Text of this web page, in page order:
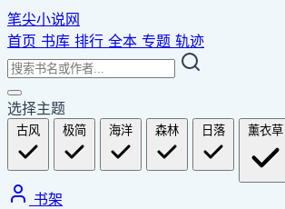
笔尖小说网
首页 书库 排行 全本 专题 轨迹
选择主题
古风 极简 海洋 森林 日落 薰衣草
书架